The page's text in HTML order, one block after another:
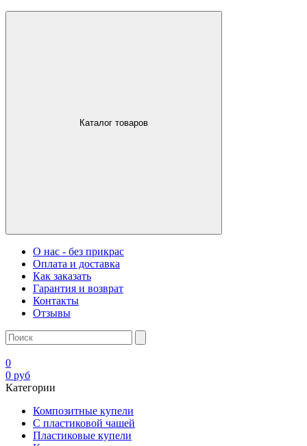
Каталог товаров
О нас - без прикрас
Оплата и доставка
Как заказать
Гарантия и возврат
Контакты
Отзывы
0
0 руб
Категории
Композитные купели
С пластиковой чашей
Пластиковые купели